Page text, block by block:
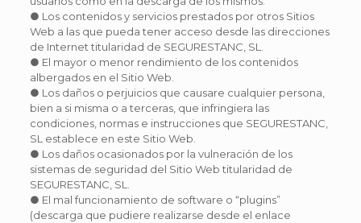
● Los contenidos y servicios prestados por otros Sitios
Web a las que pueda tener acceso desde las direcciones
de Internet titularidad de SEGURESTANC, SL.
● El mayor o menor rendimiento de los contenidos
albergados en el Sitio Web.
● Los daños o perjuicios que causare cualquier persona,
bien a si misma o a terceras, que infringiera las
condiciones, normas e instrucciones que SEGURESTANC,
SL establece en este Sitio Web.
● Los daños ocasionados por la vulneración de los
sistemas de seguridad del Sitio Web titularidad de
SEGURESTANC, SL.
● El mal funcionamiento de software o “plugins”
(descarga que pudiere realizarse desde el enlace